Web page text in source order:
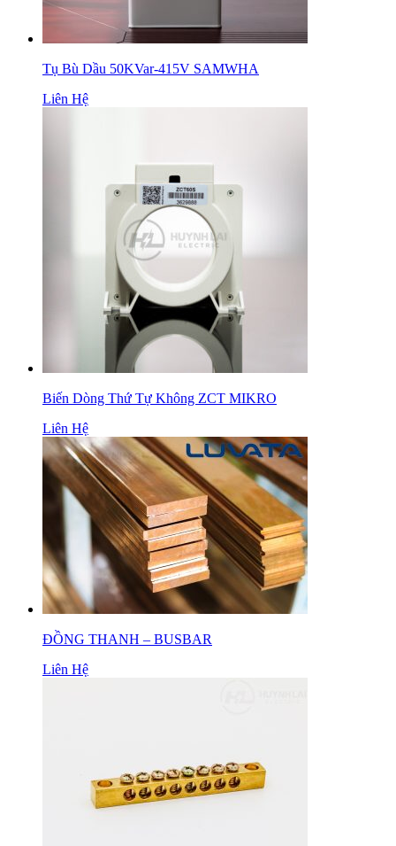
Tụ Bù Dầu 50KVar-415V SAMWHA
Liên Hệ
Biến Dòng Thứ Tự Không ZCT MIKRO
Liên Hệ
ĐỒNG THANH – BUSBAR
Liên Hệ